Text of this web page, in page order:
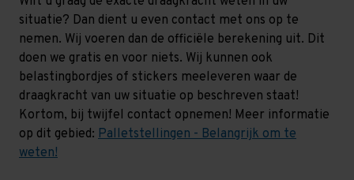
situatie? Dan dient u even contact met ons op te
nemen. Wij voeren dan de officiële berekening uit. Dit
doen we gratis en voor niets. Wij kunnen ook
belastingbordjes of stickers meeleveren waar de
draagkracht van uw situatie op beschreven staat!
Kortom, bij twijfel contact opnemen! Meer informatie
op dit gebied: Palletstellingen - Belangrijk om te
weten!